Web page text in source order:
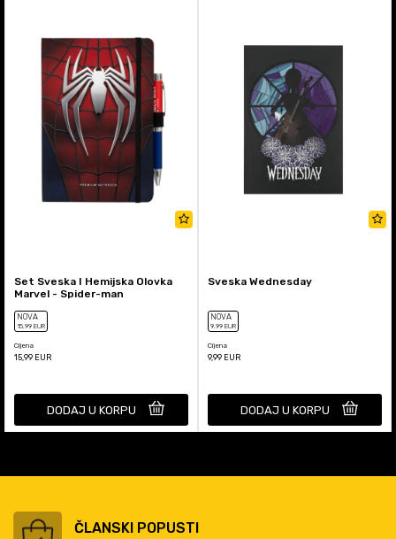
Set Sveska I Hemijska Olovka
Marvel - Spider-man
NOVA
15,99 EUR
Cijena
15,99 EUR
DODAJ U KORPU
Sveska Wednesday
NOVA
9,99 EUR
Cijena
9,99 EUR
DODAJ U KORPU
ČLANSKI POPUSTI